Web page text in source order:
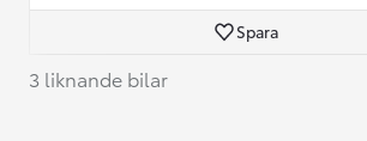
Spara
3 liknande bilar